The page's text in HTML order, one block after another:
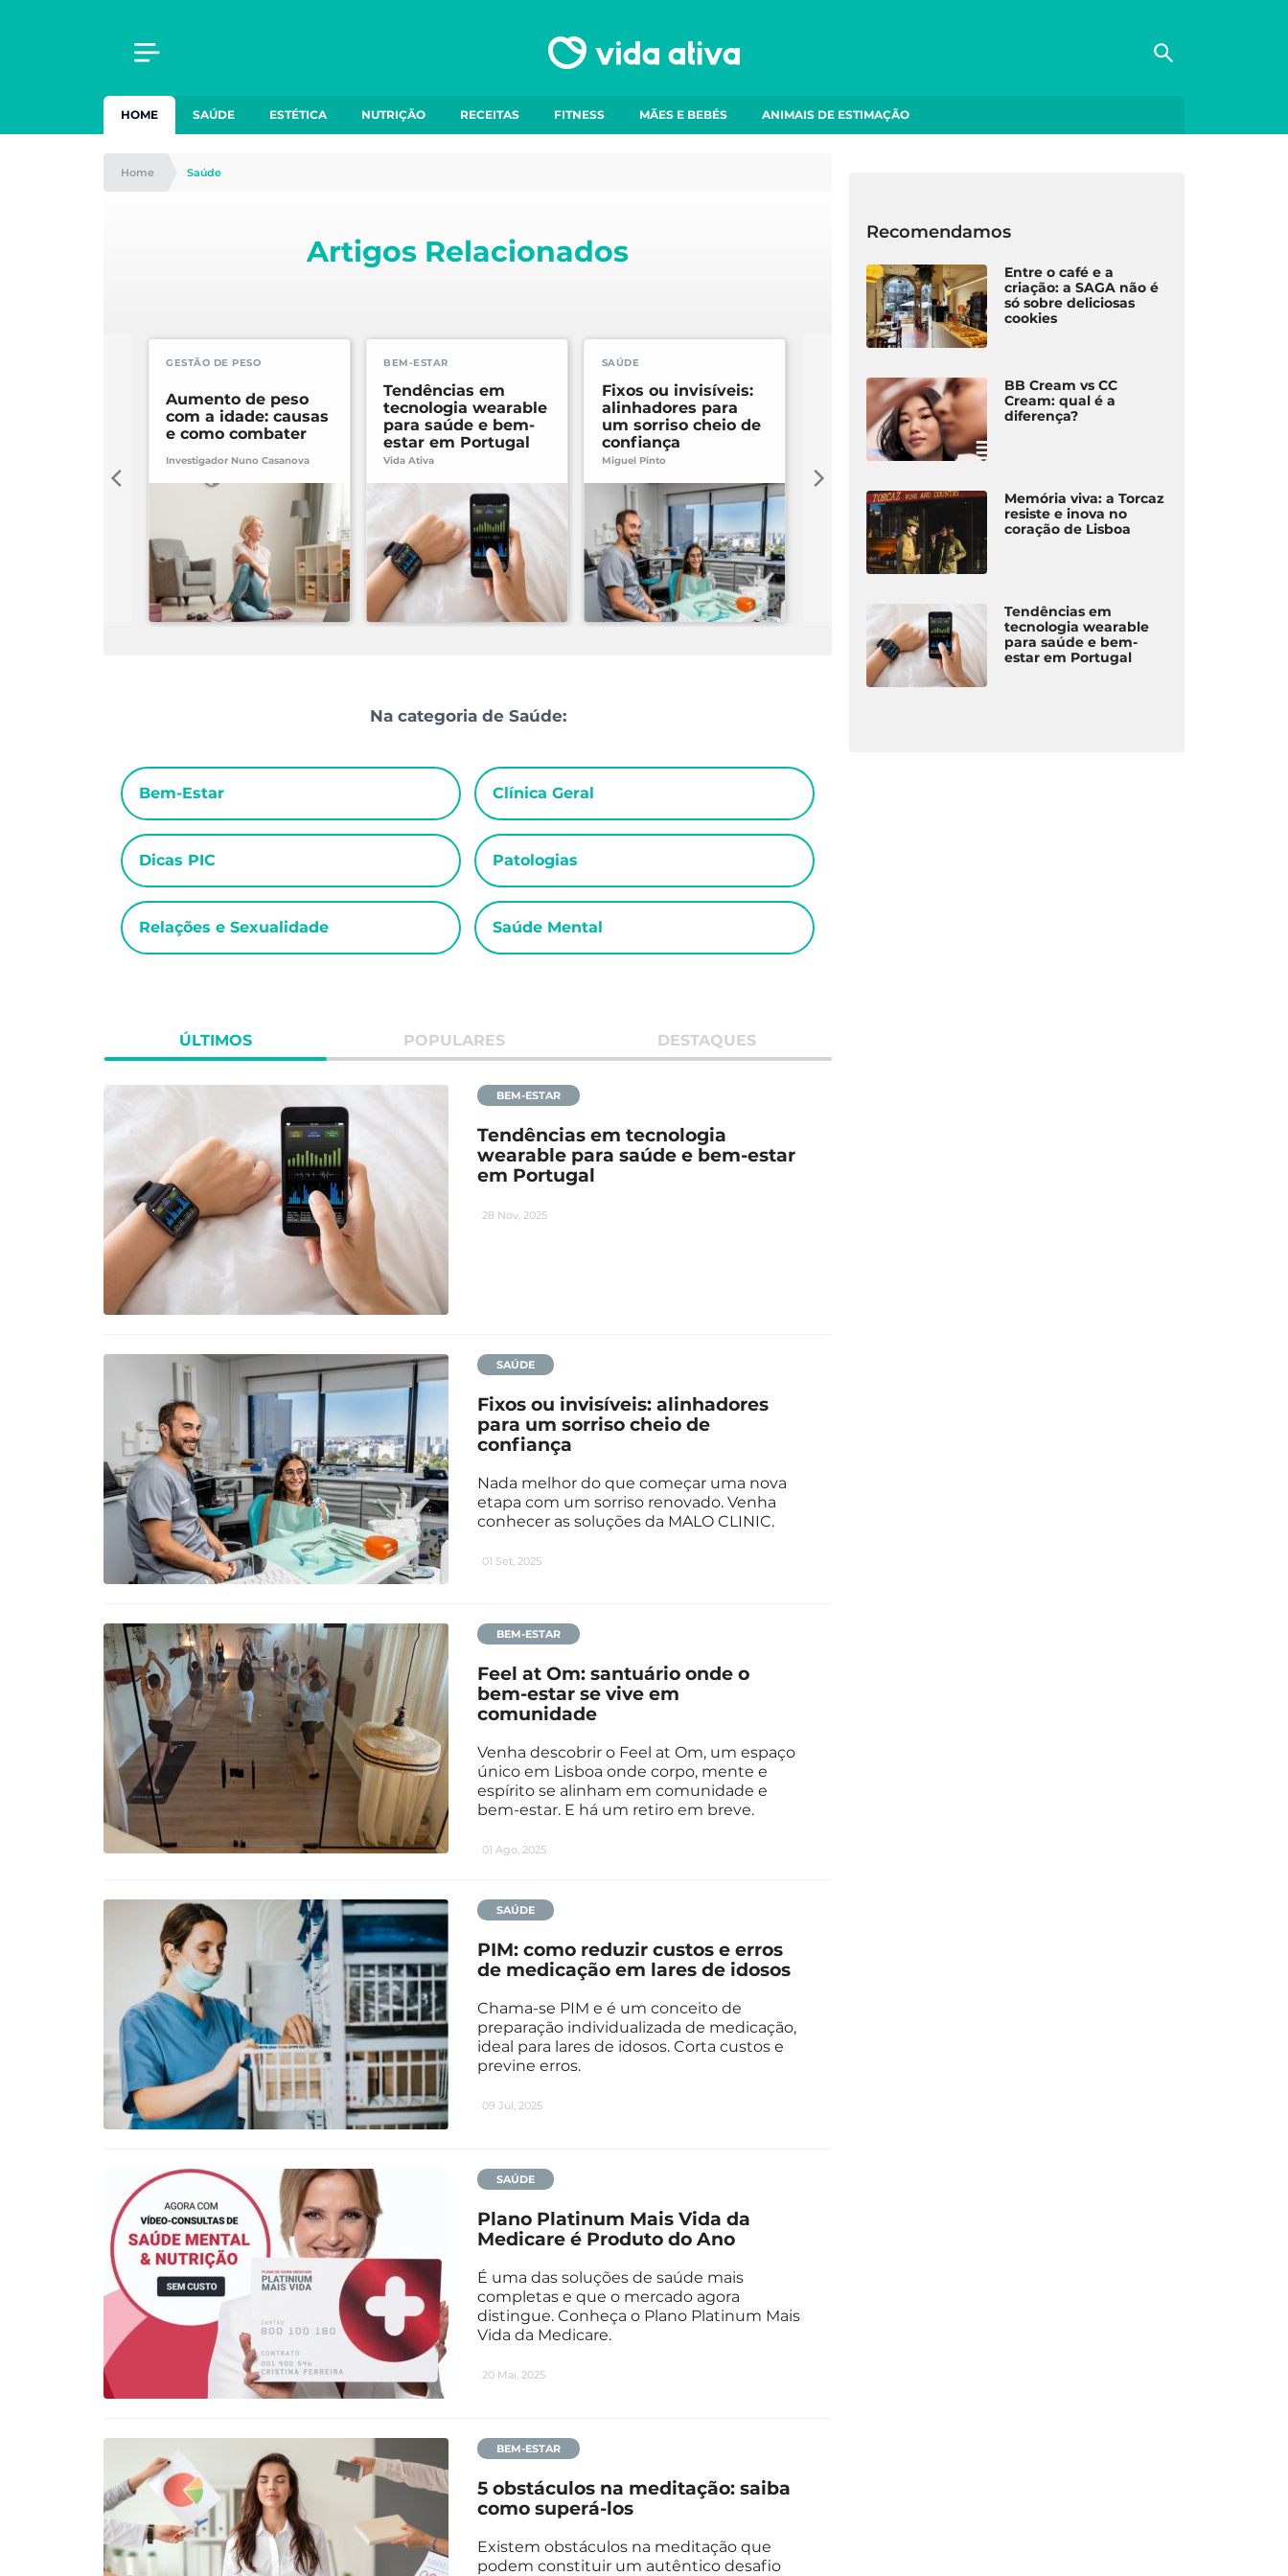
HOME SAÚDE ESTÉTICA NUTRIÇÃO RECEITAS FITNESS MÃES E BEBÉS ANIMAIS DE ESTIMAÇÃO
Home Saúde
Artigos Relacionados
BEM-ESTAR
Tendências em
tecnologia wearable
para saúde e bem-
estar em Portugal
Vida Ativa
SAÚDE
Fixos ou invisíveis:
alinhadores para
um sorriso cheio de
confiança
Miguel Pinto
Feel at Om:
santuário onde o
bem-estar se vive
em comunidade
Miguel Pinto
PIM: como reduzir
custos e erros de
medicação em lares
GESTÃO DE PESO
Aumento de peso
com a idade: causas
e como combater
Investigador Nuno Casanova
Na categoria de Saúde:
Bem-Estar Clínica Geral
Dicas PIC Patologias
Relações e Sexualidade Saúde Mental
ÚLTIMOS POPULARES DESTAQUES
BEM-ESTAR
Tendências em tecnologia
wearable para saúde e bem-estar
em Portugal
28 Nov, 2025
SAÚDE
Fixos ou invisíveis: alinhadores
para um sorriso cheio de
confiança
Nada melhor do que começar uma nova
etapa com um sorriso renovado. Venha
conhecer as soluções da MALO CLINIC.
01 Set, 2025
BEM-ESTAR
Feel at Om: santuário onde o
bem-estar se vive em
comunidade
Venha descobrir o Feel at Om, um espaço
único em Lisboa onde corpo, mente e
espírito se alinham em comunidade e
bem-estar. E há um retiro em breve.
01 Ago, 2025
SAÚDE
PIM: como reduzir custos e erros
de medicação em lares de idosos
Chama-se PIM e é um conceito de
preparação individualizada de medicação,
ideal para lares de idosos. Corta custos e
previne erros.
09 Jul, 2025
SAÚDE
Plano Platinum Mais Vida da
Medicare é Produto do Ano
É uma das soluções de saúde mais
completas e que o mercado agora
distingue. Conheça o Plano Platinum Mais
Vida da Medicare.
20 Mai, 2025
BEM-ESTAR
5 obstáculos na meditação: saiba
como superá-los
Existem obstáculos na meditação que
podem constituir um autêntico desafio
Recomendamos
Entre o café e a
criação: a SAGA não é
só sobre deliciosas
cookies
BB Cream vs CC
Cream: qual é a
diferença?
Memória viva: a Torcaz
resiste e inova no
coração de Lisboa
Tendências em
tecnologia wearable
para saúde e bem-
estar em Portugal